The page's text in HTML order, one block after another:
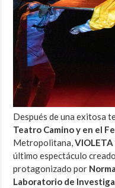
Después de una exitosa
Teatro Camino y en el
Metropolitana,
último espectáculo
protagonizado por
Laboratorio de